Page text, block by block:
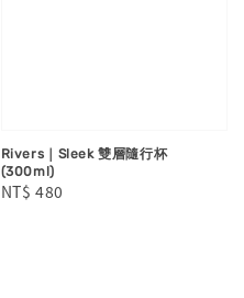
Rivers｜Sleek 雙層隨行杯
(300ml)
Regular
NT$ 480